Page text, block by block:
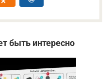
быть интересно